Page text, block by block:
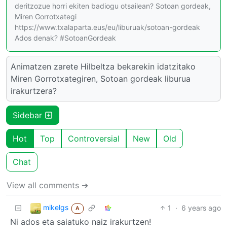
deritzozue horri ekiten badiogu otsailean? Sotoan gordeak,
Miren Gorrotxategi
https://www.txalaparta.eus/eu/liburuak/sotoan-gordeak
Ados denak? #SotoanGordeak
Animatzen zarete Hilbeltza bekarekin idatzitako
Miren Gorrotxategiren, Sotoan gordeak liburua
irakurtzera?
Sidebar
Hot Top Controversial New Old
Chat
View all comments ➔
mikelgs A 1 · 6 years ago
Ni ados eta saiatuko naiz irakurtzen!